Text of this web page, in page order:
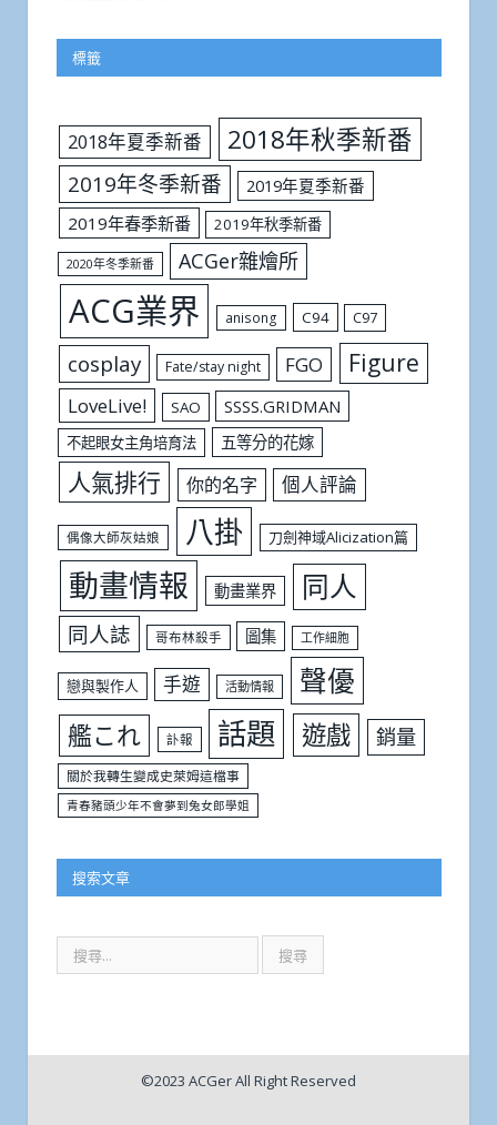
標籤
2018年夏季新番 2018年秋季新番
2019年冬季新番
2019年夏季新番
2019年春季新番
2019年秋季新番
2020年冬季新番 ACGer雜燴所
ACG業界 anisong C94 C97
cosplay Fate/stay night FGO Figure
LoveLive! SAO SSSS.GRIDMAN
不起眼女主角培育法 五等分的花嫁
人氣排行 你的名字 個人評論
偶像大師灰姑娘 八掛 刀劍神域Alicization篇
動畫情報 動畫業界 同人
同人誌 哥布林殺手 圖集 工作細胞
戀與製作人 手遊 活動情報 聲優
艦これ 訃報 話題 遊戲 銷量
關於我轉生變成史萊姆這檔事
青春豬頭少年不會夢到兔女郎學姐
搜索文章
©2023 ACGer All Right Reserved